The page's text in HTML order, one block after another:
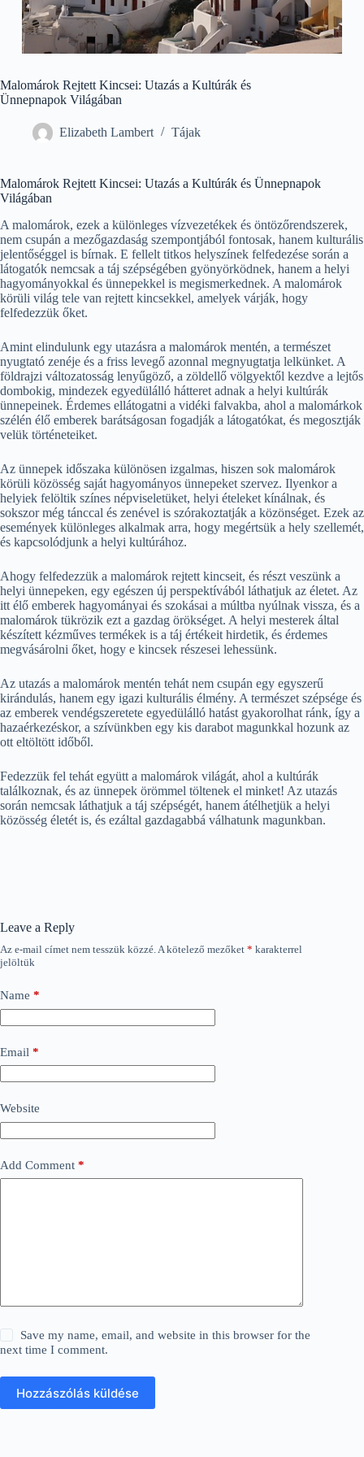
Malomárok Rejtett Kincsei: Utazás a Kultúrák és
Ünnepnapok Világában
Elizabeth Lambert Tájak
Malomárok Rejtett Kincsei: Utazás a Kultúrák és Ünnepnapok
Világában
A malomárok, ezek a különleges vízvezetékek és öntözőrendszerek,
nem csupán a mezőgazdaság szempontjából fontosak, hanem kulturális
jelentőséggel is bírnak. E fellelt titkos helyszínek felfedezése során a
látogatók nemcsak a táj szépségében gyönyörködnek, hanem a helyi
hagyományokkal és ünnepekkel is megismerkednek. A malomárok
körüli világ tele van rejtett kincsekkel, amelyek várják, hogy
felfedezzük őket.
Amint elindulunk egy utazásra a malomárok mentén, a természet
nyugtató zenéje és a friss levegő azonnal megnyugtatja lelkünket. A
földrajzi változatosság lenyűgöző, a zöldellő völgyektől kezdve a lejtős
dombokig, mindezek egyedülálló hátteret adnak a helyi kultúrák
ünnepeinek. Érdemes ellátogatni a vidéki falvakba, ahol a malomárkok
szélén élő emberek barátságosan fogadják a látogatókat, és megosztják
velük történeteiket.
Az ünnepek időszaka különösen izgalmas, hiszen sok malomárok
körüli közösség saját hagyományos ünnepeket szervez. Ilyenkor a
helyiek felöltik színes népviseletüket, helyi ételeket kínálnak, és
sokszor még tánccal és zenével is szórakoztatják a közönséget. Ezek az
események különleges alkalmak arra, hogy megértsük a hely szellemét,
és kapcsolódjunk a helyi kultúrához.
Ahogy felfedezzük a malomárok rejtett kincseit, és részt veszünk a
helyi ünnepeken, egy egészen új perspektívából láthatjuk az életet. Az
itt élő emberek hagyományai és szokásai a múltba nyúlnak vissza, és a
malomárok tükrözik ezt a gazdag örökséget. A helyi mesterek által
készített kézműves termékek is a táj értékeit hirdetik, és érdemes
megvásárolni őket, hogy e kincsek részesei lehessünk.
Az utazás a malomárok mentén tehát nem csupán egy egyszerű
kirándulás, hanem egy igazi kulturális élmény. A természet szépsége és
az emberek vendégszeretete egyedülálló hatást gyakorolhat ránk, így a
hazaérkezéskor, a szívünkben egy kis darabot magunkkal hozunk az
ott eltöltött időből.
Fedezzük fel tehát együtt a malomárok világát, ahol a kultúrák
találkoznak, és az ünnepek örömmel töltenek el minket! Az utazás
során nemcsak láthatjuk a táj szépségét, hanem átélhetjük a helyi
közösség életét is, és ezáltal gazdagabbá válhatunk magunkban.
Leave a Reply
Az e-mail címet nem tesszük közzé.A kötelező mezőket * karakterrel
jelöltük
Name *
Email *
Website
Add Comment *
Save my name, email, and website in this browser for the
next time I comment.
Hozzászólás küldése